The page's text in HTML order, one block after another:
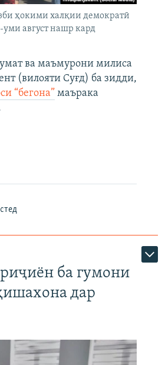
ҳокими халқии демократӣ
август нашр кард
ва маъмурони милиса
(вилояти Суғд) ба зидди,
“бегона” маърака
ба гумони
дар